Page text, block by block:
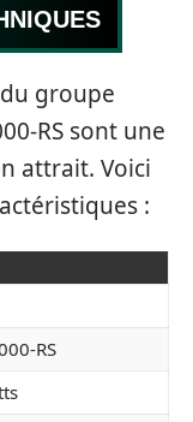
groupe
RS sont une
attrait. Voici
:
RS